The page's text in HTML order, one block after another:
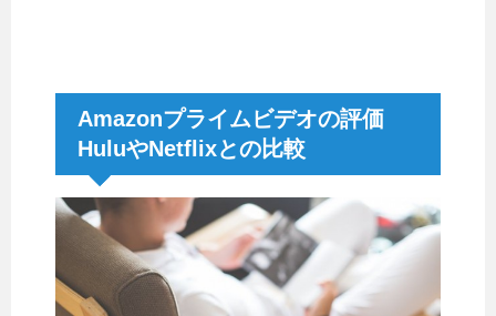
Amazonプライムビデオの評価
HuluやNetflixとの比較